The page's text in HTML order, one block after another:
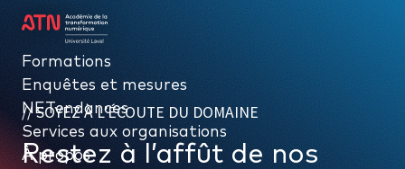
SOYEZ À L’ÉCOUTE DU DOMAINE
Restez à l’affût de nos
Formations
Enquêtes et mesures
NETendances
Services aux organisations
À propos
Formations
Enquêtes et mesures
NETendances
Services aux organisations
À propos